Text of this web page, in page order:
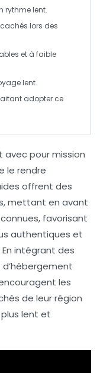
rythme lent.
lors des
et à faible
lent.
adopter ce
avec pour mission
le rendre
offrent des
mettant en avant
favorisant
authentiques et
intégrant des
hébergement
les
de leur région
lent et